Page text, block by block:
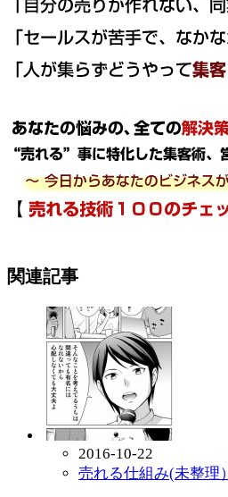
関連記事
2016-10-22
売れる仕組み(未整理）